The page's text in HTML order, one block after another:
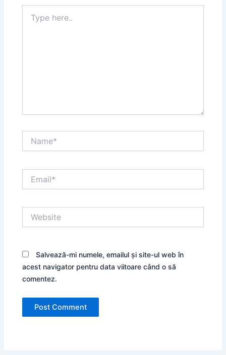
here..
Salvează-mi numele, emailul și site-ul web în
acest navigator pentru data viitoare când o să
comentez.